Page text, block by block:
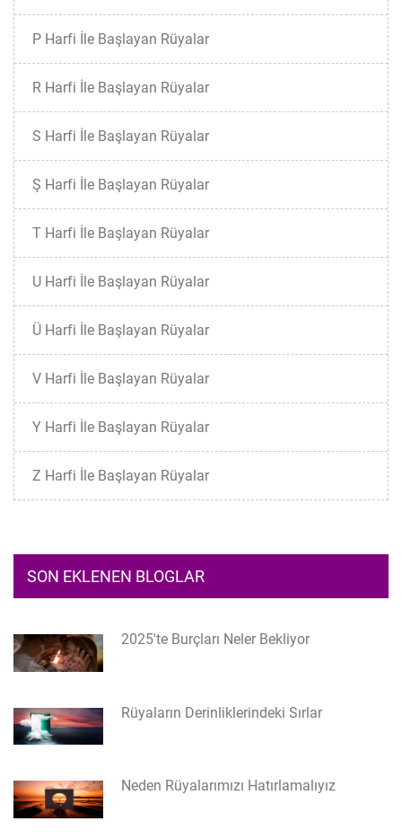
P Harfi İle Başlayan Rüyalar
R Harfi İle Başlayan Rüyalar
S Harfi İle Başlayan Rüyalar
Ş Harfi İle Başlayan Rüyalar
T Harfi İle Başlayan Rüyalar
U Harfi İle Başlayan Rüyalar
Ü Harfi İle Başlayan Rüyalar
V Harfi İle Başlayan Rüyalar
Y Harfi İle Başlayan Rüyalar
Z Harfi İle Başlayan Rüyalar
SON EKLENEN BLOGLAR
2025'te Burçları Neler Bekliyor
Rüyaların Derinliklerindeki Sırlar
Neden Rüyalarımızı Hatırlamalıyız